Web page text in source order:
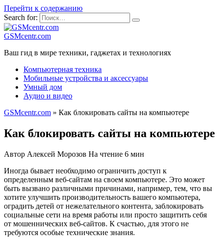
Перейти к содержанию
Search for:
GSMcentr.com
Ваш гид в мире техники, гаджетах и технологиях
Компьютерная техника
Мобильные устройства и аксессуары
Умный дом
Аудио и видео
GSMcentr.com » Как блокировать сайты на компьютере
Как блокировать сайты на компьютере
Автор Алексей Морозов На чтение 6 мин
Иногда бывает необходимо ограничить доступ к
определенным веб-сайтам на своем компьютере. Это может
быть вызвано различными причинами, например, тем, что вы
хотите улучшить производительность вашего компьютера,
оградить детей от нежелательного контента, заблокировать
социальные сети на время работы или просто защитить себя
от мошеннических веб-сайтов. К счастью, для этого не
требуются особые технические знания.